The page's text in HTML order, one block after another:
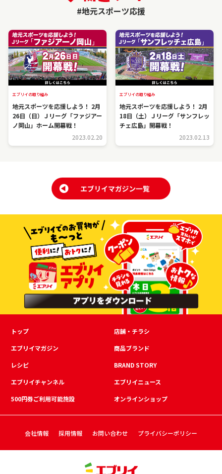
#地元スポーツ応援
エブリイの取り組み
地元スポーツを応援しよう！ 2月
26日（日）Ｊリーグ「ファジアー
ノ岡山」ホーム開幕戦！
2023.02.20
エブリイの取り組み
地元スポーツを応援しよう！ 2月
18日（土）Ｊリーグ「サンフレッ
チェ広島」開幕戦！
2023.02.13
トップ
店舗・チラシ
エブリイマガジン
商品ブランド
レシピ
BRAND STORY
エブリイチャンネル
エブリイニュース
500円券ご利用可能施設
オンラインショップ
会社情報 採用情報 お問い合わせ プライバシーポリシー